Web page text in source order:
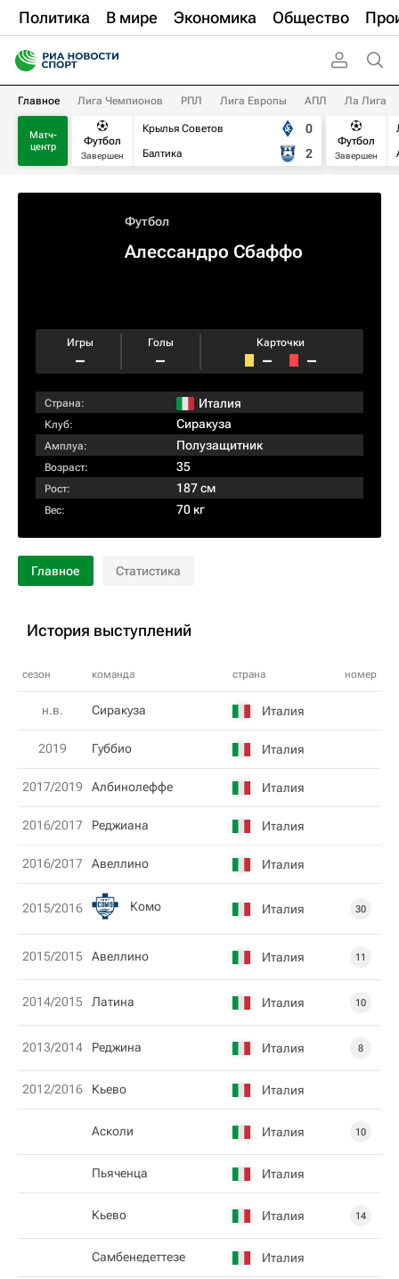
Политика В мире Экономика Общество
Главное Лига Чемпионов РПЛ Лига Европы АПЛ Ла Лига
Матч-
центр
Футбол
Завершен
Крылья Советов
Балтика
0
2
Футбол
Завершен
Футбол
Алессандро Сбаффо
Игры
–
Голы
–
Карточки
– –
Страна: Италия
Клуб: Сиракуза
Амплуа: Полузащитник
Возраст: 35
Рост: 187 см
Вес: 70 кг
Главное Статистика
История выступлений
сезон команда страна номер
н.в. Сиракуза Италия
2019 Губбио Италия
2017/2019 Албинолеффе Италия
2016/2017 Реджиана Италия
2016/2017 Авеллино Италия
2015/2016 Комо Италия 30
2015/2015 Авеллино Италия 11
2014/2015 Латина Италия 10
2013/2014 Рeджина Италия 8
2012/2016 Кьево Италия
Асколи Италия 10
Пьяченца Италия
Кьево Италия 14
Самбенедеттезе Италия